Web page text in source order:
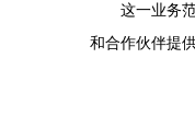
这一业务
和合作伙伴提